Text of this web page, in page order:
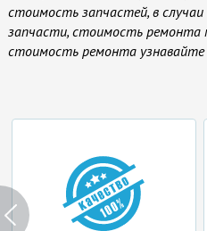
стоимость запчастей, в
запчасти, стоимость ремонта
стоимость ремонта